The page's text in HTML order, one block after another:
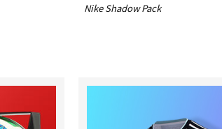
Nike Shadow Pack